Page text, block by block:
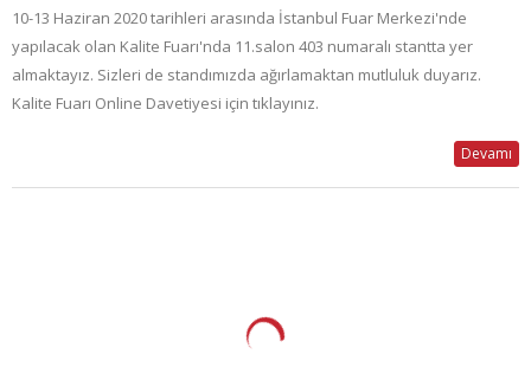
10-13 Haziran 2020 tarihleri arasında İstanbul Fuar Merkezi'nde
yapılacak olan Kalite Fuarı'nda 11.salon 403 numaralı stantta yer
almaktayız. Sizleri de standımızda ağırlamaktan mutluluk duyarız.
Kalite Fuarı Online Davetiyesi için tıklayınız.
Devamı